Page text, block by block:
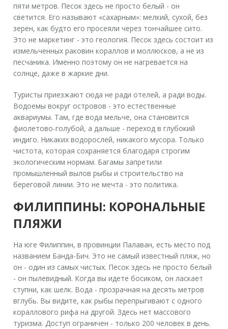
пяти метров. Песок здесь не просто белый - он
светится. Его называют «сахарным»: мелкий, сухой, без
зерен, как будто его просеяли через тончайшее сито.
Это не маркетинг - это геология. Песок здесь состоит из
измельченных раковин кораллов и моллюсков, а не из
песчаника. Именно поэтому он не нагревается на
солнце, даже в жаркие дни.
Туристы приезжают сюда не ради отелей, а ради воды.
Водоемы вокруг островов - это естественные
аквариумы. Там, где вода мельче, она становится
фиолетово-голубой, а дальше - переход в глубокий
индиго. Никаких водорослей, никакого мусора. Только
чистота, которая сохраняется благодаря строгим
экологическим нормам. Багамы запретили
промышленный вылов рыбы и строительство на
береговой линии. Это не мечта - это политика.
ФИЛИППИНЫ: КОРОНАЛЬНЫЕ
ПЛЯЖИ
На юге Филиппин, в провинции Палаван, есть место под
названием Банда-Бич. Это не самый известный пляж, но
он - один из самых чистых. Песок здесь не просто белый
- он пылевидный. Когда вы идете босиком, он ласкает
ступни, как шелк. Вода - прозрачная на десять метров
вглубь. Вы видите, как рыбы перепрыгивают с одного
кораллового рифа на другой. Здесь нет массового
туризма. Доступ ограничен - только 200 человек в день.